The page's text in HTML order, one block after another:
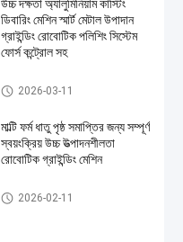
উচ্চ দক্ষতা অ্যালুমিনিয়াম কাস্টিং
ডিবারিং মেশিন স্মার্ট মেটাল উপাদান
গ্রাইন্ডিং রোবোটিক পলিশিং সিস্টেম
ফোর্স কন্ট্রোল সহ
স্বয়ংক্রিয় গ্রিলিং পোলিশিং মেশিন
2026-03-11
মাল্টি ফর্ম ধাতু পৃষ্ঠ সমাপ্তির জন্য সম্পূর্ণ
স্বয়ংক্রিয় উচ্চ উত্পাদনশীলতা
রোবোটিক গ্রাইন্ডিং মেশিন
CNC মসৃণতা মেশিন
2026-02-11